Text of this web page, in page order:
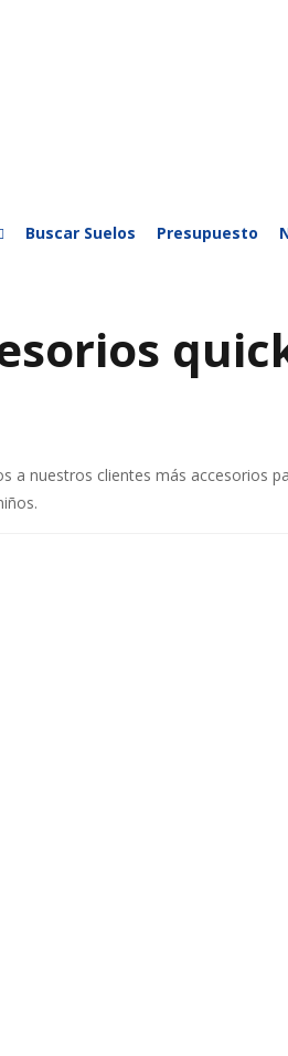
Buscar Suelos Presupuesto
a nuestros clientes más accesorios